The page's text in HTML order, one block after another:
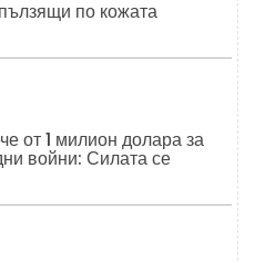
по кожата
от 1 милион долара за
войни: Силата се